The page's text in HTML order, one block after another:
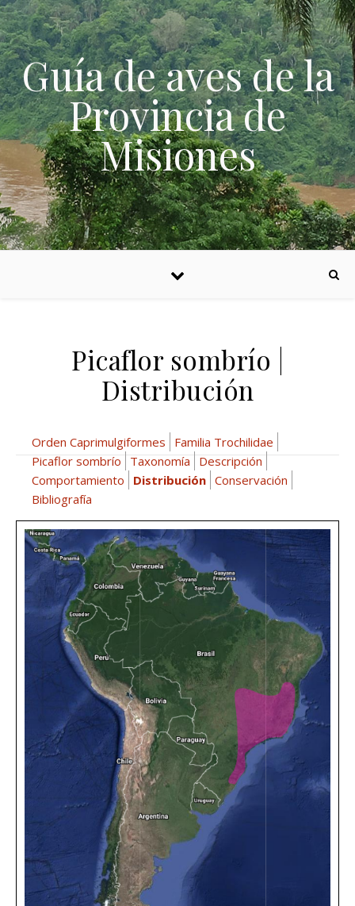
Skip to content
Guía de aves de la
Provincia de
Misiones
Picaflor sombrío |
Distribución
Orden Caprimulgiformes
Familia Trochilidae
Picaflor sombrío
Taxonomía
Descripción
Comportamiento
Distribución Conservación
Bibliografía